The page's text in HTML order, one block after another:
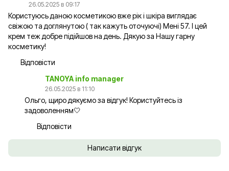
26.05.2025 в 09:17
Користуюсь даною косметикою вже рік і шкіра виглядає
свіжою та доглянутою ( так кажуть оточуючі) Мені 57. І цей
крем теж добре підійшов на день. Дякую за Нашу гарну
косметику!
Відповісти
TANOYA info manager
26.05.2025 в 11:10
Ольго, щиро дякуємо за відгук! Користуйтесь із
задоволенням🤍
Відповісти
Написати відгук